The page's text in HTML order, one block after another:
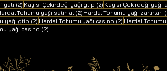
(2) 2 yazı
Kayısı Çekirdeği yağı gtip (2) 2 yazı
Kayısı Çekirdeği yağı
yazı Tohumu yağı satın al (2) 2 yazı
Hardal Tohumu yağı zararları
yağı gtip (2) 2 yazı
Hardal Tohumu yağı cas no (2) 2 yazı
Hardal Tohumu
yağı cas no (2)